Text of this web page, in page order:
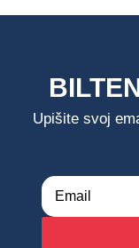
Upišite svoj